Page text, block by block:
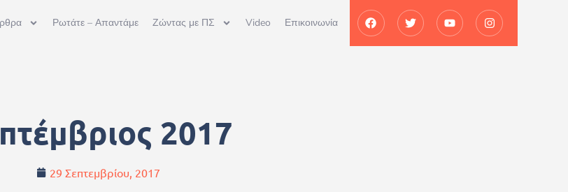
Ρωτάτε – Απαντάμε Ζώντας με ΠΣ Video Επικοινωνία
2017
29 Σεπτεμβρίου, 2017